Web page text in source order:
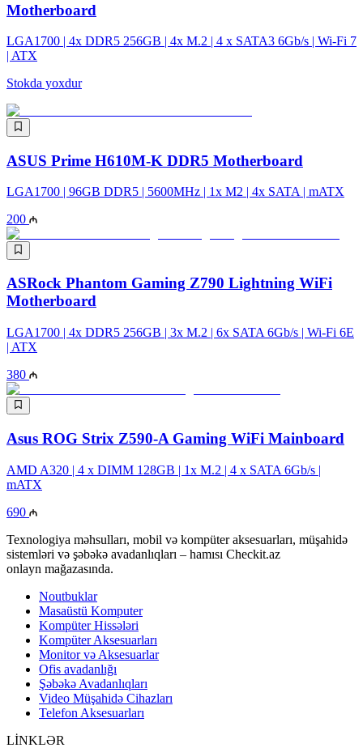
Motherboard
LGA1700 | 4x DDR5 256GB | 4x M.2 | 4 x SATA3 6Gb/s | Wi-Fi 7
| ATX
Stokda yoxdur
ASUS Prime H610M-K DDR5 Motherboard
LGA1700 | 96GB DDR5 | 5600MHz | 1x M2 | 4x SATA | mATX
200
ASRock Phantom Gaming Z790 Lightning WiFi
Motherboard
LGA1700 | 4x DDR5 256GB | 3x M.2 | 6x SATA 6Gb/s | Wi-Fi 6E
| ATX
380
Asus ROG Strix Z590-A Gaming WiFi Mainboard
AMD A320 | 4 x DIMM 128GB | 1x M.2 | 4 x SATA 6Gb/s |
mATX
690
Texnologiya məhsulları, mobil və kompüter aksesuarları, müşahidə
sistemləri və şəbəkə avadanlıqları – hamısı Checkit.az
onlayn mağazasında.
Noutbuklar
Masaüstü Komputer
Kompüter Hissələri
Kompüter Aksesuarları
Monitor və Aksesuarlar
Ofis avadanlığı
Şəbəkə Avadanlıqları
Video Müşahidə Cihazları
Telefon Aksesuarları
LİNKLƏR